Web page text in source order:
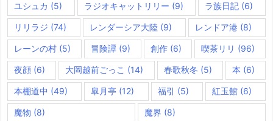
ユシュカ (5) ラジオキャットリリー (9) ラ族日記 (6)
リリラジ (74) レンダーシア大陸 (9) レンドア港 (8)
レーンの村 (5) 冒険譚(9) 創作(6) 喫茶リリ (96)
夜顔 (6) 大岡越前ごっこ (14) 春歌秋冬 (5) 本 (6)
本棚道中 (49) 皐月亭 (12) 福引 (5) 紅玉館(6)
魔物 (8) 魔界 (8)